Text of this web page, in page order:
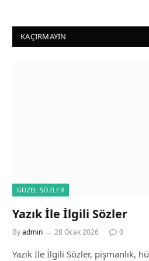
KAÇIRMAYIN
GÜZEL SÖZLER
Yazık İle İlgili Sözler
Byadmin 28 Ocak 2026 0
Yazık İle İlgili Sözler, pişmanlık,